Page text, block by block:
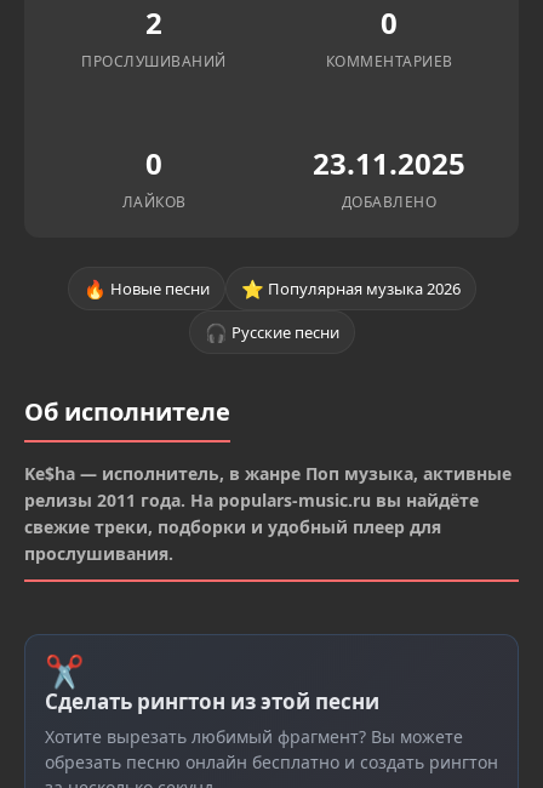
2
ПРОСЛУШИВАНИЙ
0
КОММЕНТАРИЕВ
0
ЛАЙКОВ
23.11.2025
ДОБАВЛЕНО
🔥 Новые песни ⭐ Популярная музыка 2026
🎧 Русские песни
Об исполнителе
Ke$ha — исполнитель, в жанре Поп музыка, активные
релизы 2011 года. На populars-music.ru вы найдёте
свежие треки, подборки и удобный плеер для
прослушивания.
✂
Сделать рингтон из этой песни
Хотите вырезать любимый фрагмент? Вы можете
обрезать песню онлайн бесплатно и создать рингтон